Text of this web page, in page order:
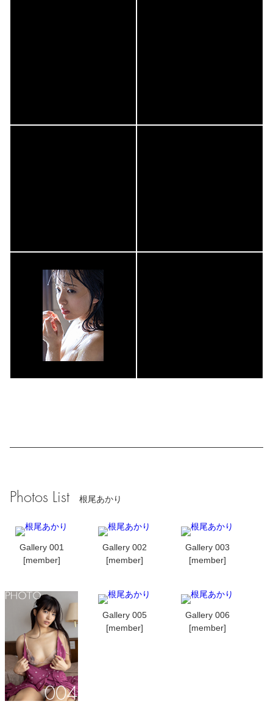
Photos List 根尾あかり
Gallery 001
[member]
Gallery 002
[member]
Gallery 003
[member]
Gallery 005
[member]
Gallery 006
[member]